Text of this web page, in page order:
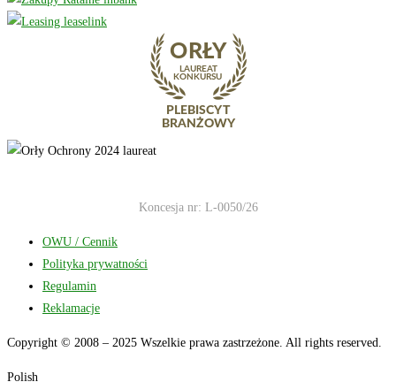
Koncesja nr: L-0050/26
OWU / Cennik
Polityka prywatności
Regulamin
Reklamacje
Copyright © 2008 – 2025 Wszelkie prawa zastrzeżone. All rights reserved.
Polish